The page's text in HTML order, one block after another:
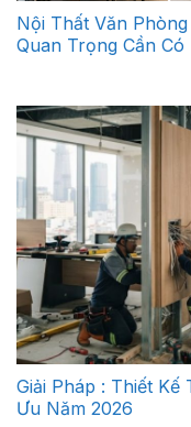
Nội Thất Văn
Quan Trọng Cần Có
Giải Pháp : Thiết
Ưu Năm 2026